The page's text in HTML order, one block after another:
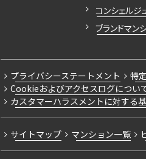
コンシェルジ
ブランドマン
プライバシーステートメント 特
Cookieおよびアクセスログについ
カスタマーハラスメントに対する
サイトマップ マンション一覧